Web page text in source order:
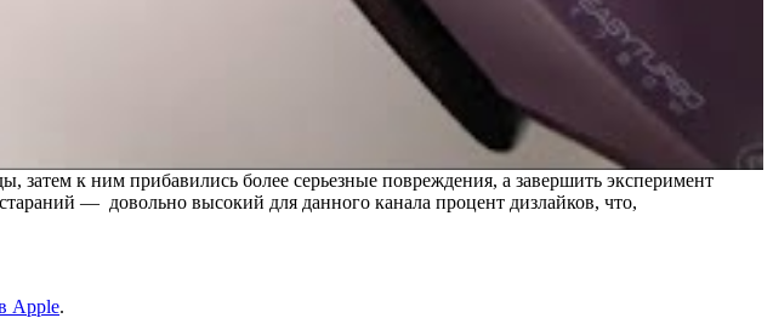
к ним прибавились более серьезные повреждения, а завершить эксперимент
— довольно высокий для данного канала процент дизлайков, что,
Apple.